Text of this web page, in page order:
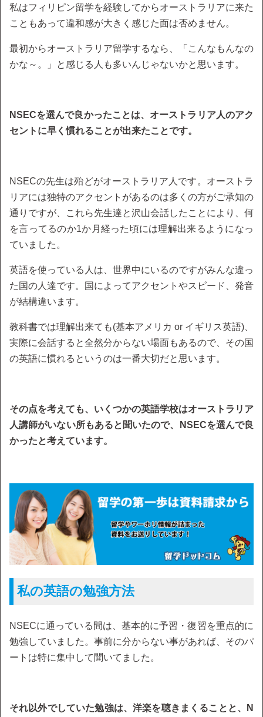
私はフィリピン留学を経験してからオーストラリアに来た
こともあって違和感が大きく感じた面は否めません。
最初からオーストラリア留学するなら、「こんなもんなの
かな～。」と感じる人も多いんじゃないかと思います。
NSECを選んで良かったことは、オーストラリア人のアク
セントに早く慣れることが出来たことです。
NSECの先生は殆どがオーストラリア人です。オーストラ
リアには独特のアクセントがあるのは多くの方がご承知の
通りですが、これら先生達と沢山会話したことにより、何
を言ってるのか1か月経った頃には理解出来るようになっ
ていました。
英語を使っている人は、世界中にいるのですがみんな違っ
た国の人達です。国によってアクセントやスピード、発音
が結構違います。
教科書では理解出来ても(基本アメリカ or イギリス英語)、
実際に会話すると全然分からない場面もあるので、その国
の英語に慣れるというのは一番大切だと思います。
その点を考えても、いくつかの英語学校はオーストラリア
人講師がいない所もあると聞いたので、NSECを選んで良
かったと考えています。
私の英語の勉強方法
NSECに通っている間は、基本的に予習・復習を重点的に
勉強していました。事前に分からない事があれば、そのパ
ートは特に集中して聞いてました。
それ以外でしていた勉強は、洋楽を聴きまくることと、N